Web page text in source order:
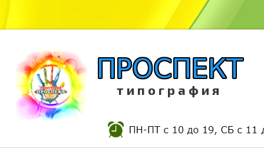
т и п о г р а ф и я